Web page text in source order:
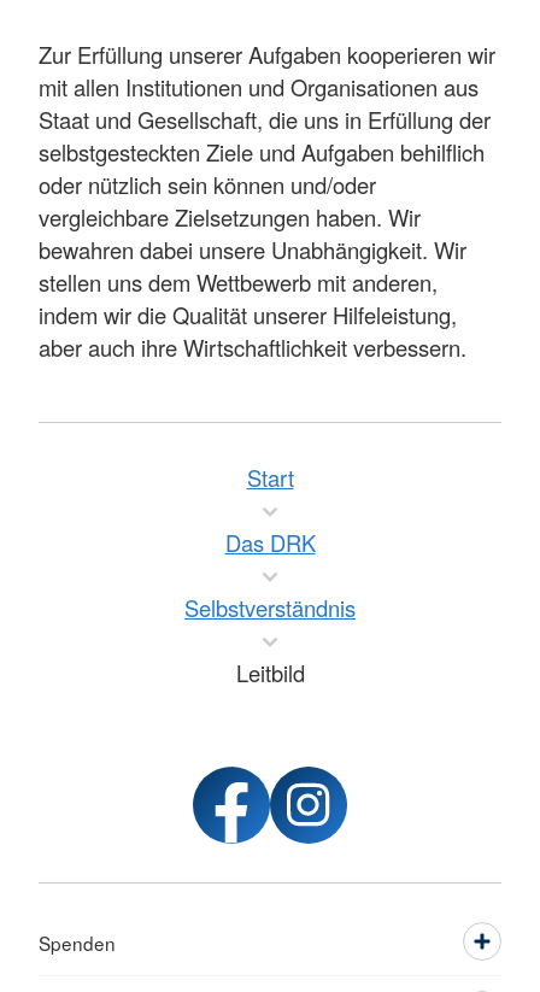
Zur Erfüllung unserer Aufgaben kooperieren wir
mit allen Institutionen und Organisationen aus
Staat und Gesellschaft, die uns in Erfüllung der
selbstgesteckten Ziele und Aufgaben behilflich
oder nützlich sein können und/oder
vergleichbare Zielsetzungen haben. Wir
bewahren dabei unsere Unabhängigkeit. Wir
stellen uns dem Wettbewerb mit anderen,
indem wir die Qualität unserer Hilfeleistung,
aber auch ihre Wirtschaftlichkeit verbessern.
Start
Das DRK
Selbstverständnis
Leitbild
Spenden